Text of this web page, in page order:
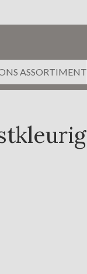
ASSORTIMENT